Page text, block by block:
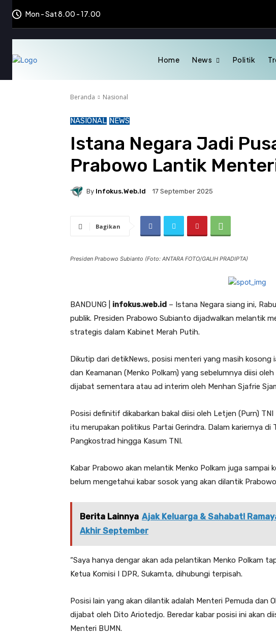
Mon - Sat 8.00 - 17.00
Home News Politik
Beranda Nasional
NASIONAL NEWS
Istana Negara Jadi
Prabowo Lantik
By Infokus.web.id 17 September 2025
Bagikan
Presiden Prabowo Subianto (Foto: ANTARA FOTO/GALIH PRADIPTA)
BANDUNG | infokus.web.id – Istana Negara siang ini,
publik. Presiden Prabowo Subianto dijadwalkan melantik
strategis dalam Kabinet Merah Putih.
Dikutip dari detikNews, posisi menteri yang masih kosong
dan Keamanan (Menko Polkam) yang sebelumnya diisi
dijabat sementara atau ad interim oleh Menhan Sjafrie
Posisi definitif dikabarkan bakal diisi oleh Letjen (Purn)
itu merupakan politikus Partai Gerindra. Dalam kariernya di
Pangkostrad hingga Kasum TNI.
Kabar Prabowo akan melantik Menko Polkam juga sampai
belum mengetahui kabar sosok yang akan dilantik
Berita Lainnya Ajak Keluarga & Sahabat!
Akhir September
“Saya hanya dengar akan ada pelantikan Menko Polkam
Ketua Komisi I DPR, Sukamta, dihubungi terpisah.
Posisi lain yang akan dilantik adalah Menteri Pemuda dan
dijabat oleh Dito Ariotedjo. Beredar kabar posisi ini akan
Menteri BUMN.